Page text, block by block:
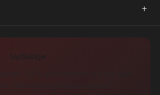
Uutiskirje